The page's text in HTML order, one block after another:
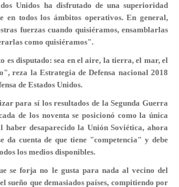
Unidos ha disfrutado de una superioridad
en todos los ámbitos operativos. En general,
fuerzas cuando quisiéramos, ensamblarlas
como quisiéramos".
es disputado: sea en el aire, la tierra, el mar, el
reza la Estrategia de Defensa nacional 2018
de Estados Unidos.
para sí los resultados de la Segunda Guerra
de los noventa se posicionó como la única
haber desaparecido la Unión Soviética, ahora
da cuenta de que tiene "competencia" y debe
los medios disponibles.
se forja no le gusta para nada al vecino del
sueño que demasiados países, compitiendo por